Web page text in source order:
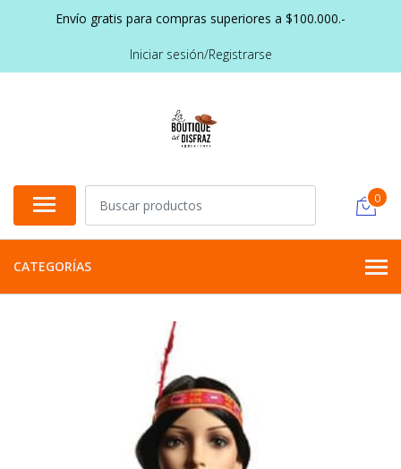
Envío gratis para compras superiores a $100.000.-
Iniciar sesión/Registrarse
0
CATEGORÍAS